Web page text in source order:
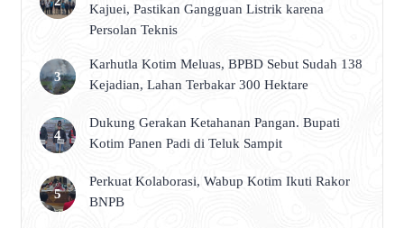
Kajuei, Pastikan Gangguan Listrik karena
Persolan Teknis
Karhutla Kotim Meluas, BPBD Sebut Sudah 138
Kejadian, Lahan Terbakar 300 Hektare
Dukung Gerakan Ketahanan Pangan. Bupati
Kotim Panen Padi di Teluk Sampit
Perkuat Kolaborasi, Wabup Kotim Ikuti Rakor
BNPB